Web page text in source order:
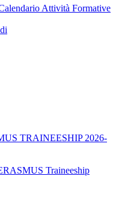
Attività Formative
TRAINEESHIP 2026-
Traineeship